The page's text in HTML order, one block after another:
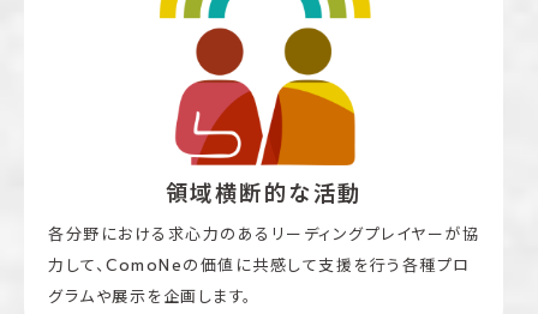
領域横断的な活動
各分野における求心力のあるリーディングプレイヤーが協
力して、ComoNeの価値に共感して支援を行う各種プロ
グラムや展示を企画します。